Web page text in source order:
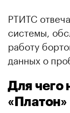
РТИТС
системы,
работу
данных о
Для чего
«Платон»